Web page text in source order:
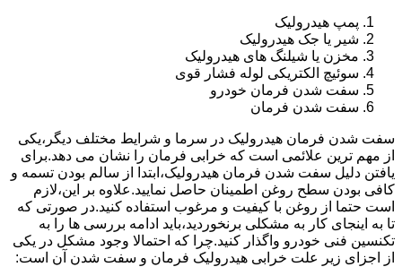
پمپ هیدرولیک
شیر یا جک هیدرولیک
مخزن یا شیلنگ های هیدرولیک
سوئیچ الکتریکی لوله فشار قوی
سفت شدن فرمان خودرو
سفت شدن فرمان
سفت شدن فرمان هیدرولیک در سرما و شرایط مختلف دیگر،یکی
از مهم ترین علائمی است که خرابی فرمان را نشان می دهد.برای
یافتن دلیل سفت شدن فرمان هیدرولیک،ابتدا از سالم بودن تسمه و
کافی بودن سطح روغن اطمینان حاصل نمایید.علاوه بر این،لازم
است حتما از روغن با کیفیت و مرغوب استفاده کنید.در صورتی که
تا به اینجای کار به مشکلی برنخوردید،باید ادامه بررسی ها را به
تکنسین فنی خودرو واگذار کنید.چرا که احتمالا وجود مشکل در یکی
از اجزای زیر علت خرابی هیدرولیک فرمان و سفت شدن آن است: